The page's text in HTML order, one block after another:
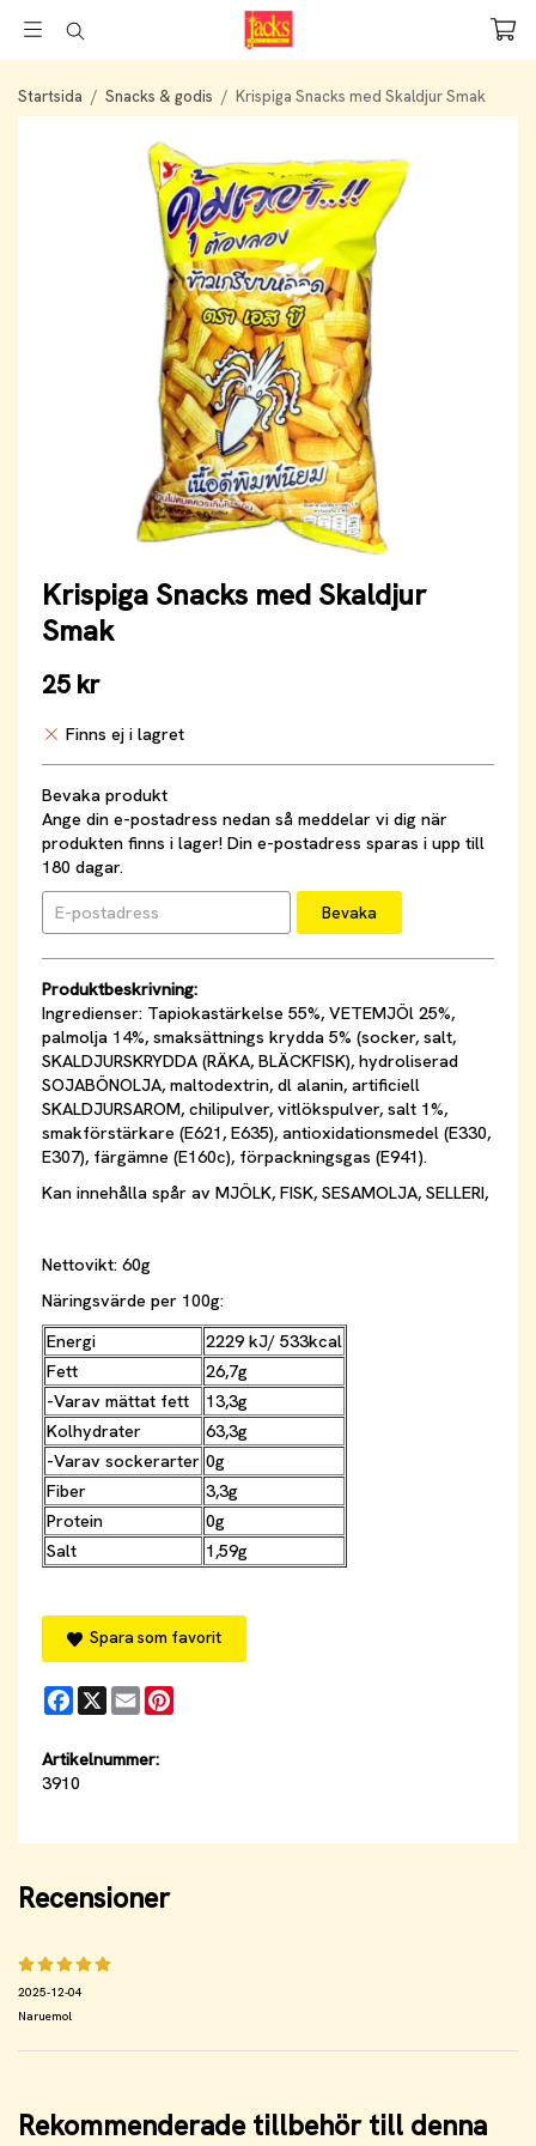
Startsida / Snacks & godis / Krispiga Snacks med Skaldjur Smak
Krispiga Snacks med Skaldjur
Smak
25 kr
Finns ej i lagret
Bevaka produkt
Ange din e-postadress nedan så meddelar vi dig när
produkten finns i lager! Din e-postadress sparas i upp till
180 dagar.
Bevaka
Produktbeskrivning:
Ingredienser: Tapiokastärkelse 55%, VETEMJÖl 25%,
palmolja 14%, smaksättnings krydda 5% (socker, salt,
SKALDJURSKRYDDA (RÄKA, BLÄCKFISK), hydroliserad
SOJABÖNOLJA, maltodextrin, dl alanin, artificiell
SKALDJURSAROM, chilipulver, vitlökspulver, salt 1%,
smakförstärkare (E621, E635), antioxidationsmedel (E330,
E307), färgämne (E160c), förpackningsgas (E941).
Kan innehålla spår av MJÖLK, FISK, SESAMOLJA, SELLERI,
Nettovikt: 60g
Näringsvärde per 100g:
Energi
2229 kJ/ 533kcal
Fett
26,7g
-Varav mättat fett
13,3g
Kolhydrater
63,3g
-Varav sockerarter 0g
Fiber
3,3g
Protein
0g
Salt
1,59g
Spara som favorit
Facebook
X Email
Artikelnummer:
3910
Recensioner
2025-12-04
Naruemol
Rekommenderade tillbehör till denna